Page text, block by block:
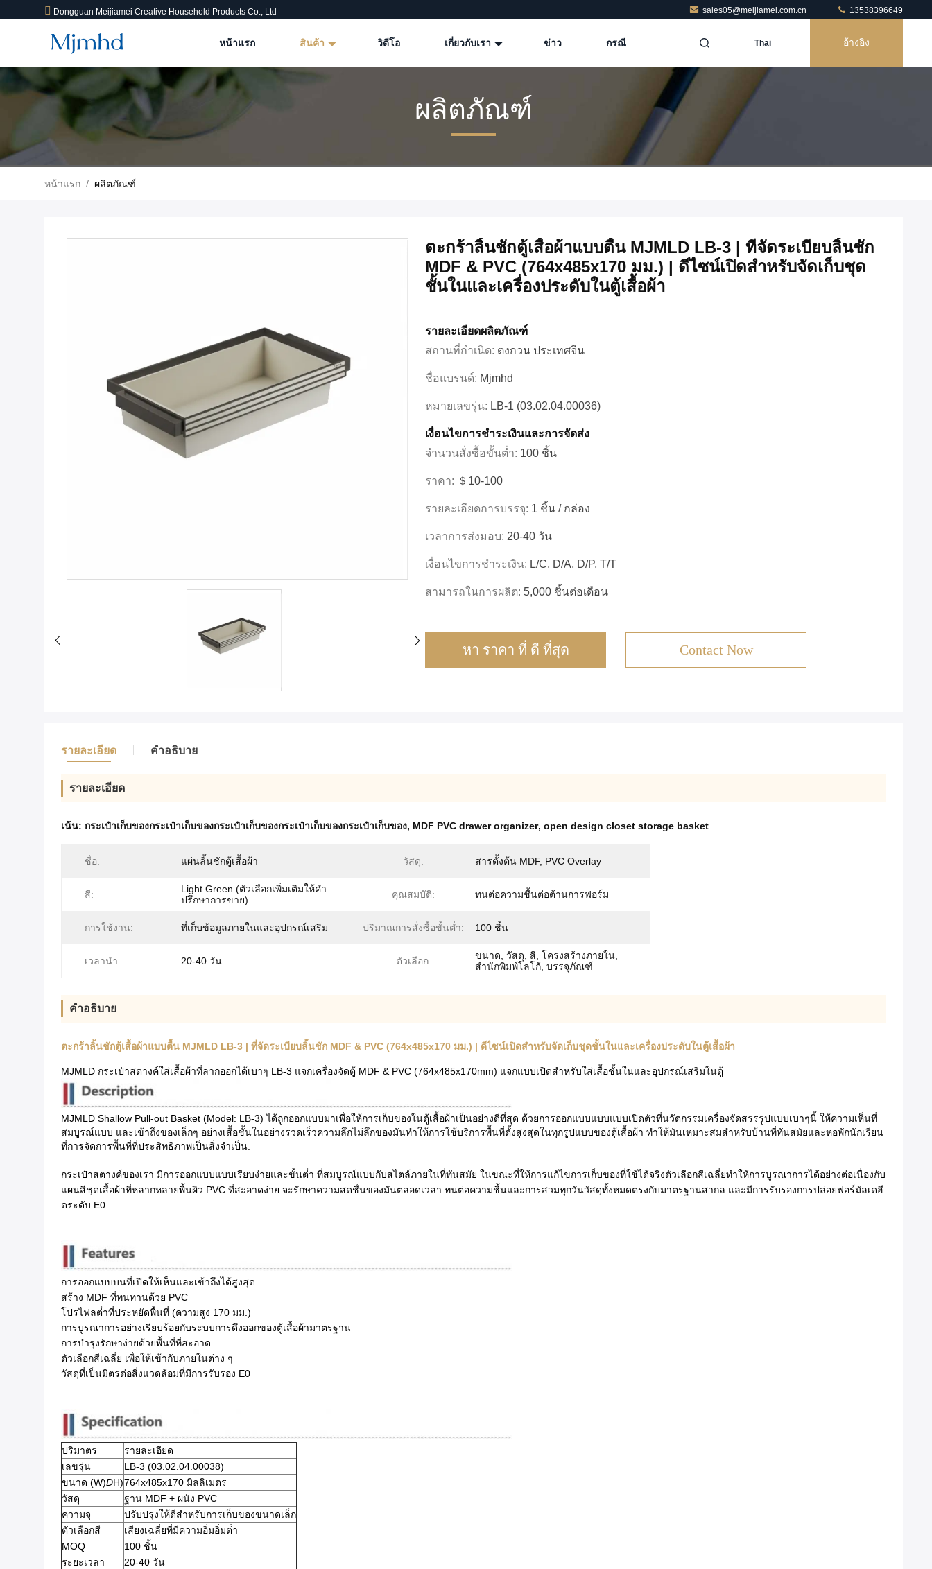
Dongguan Meijiamei Creative Household Products Co., Ltd sales05@meijiamei.com.cn 13538396649
หน้าแรก สินค้า วิดีโอ เกี่ยวกับเรา ข่าว กรณี Thai อ้างอิง
ผลิตภัณฑ์
หน้าแรก / ผลิตภัณฑ์
ตะกร้าลิ้นชักตู้เสื้อผ้าแบบตื้น MJMLD LB-3 | ที่จัดระเบียบลิ้นชัก
MDF & PVC (764x485x170 มม.) | ดีไซน์เปิดสำหรับจัดเก็บชุด
ชั้นในและเครื่องประดับในตู้เสื้อผ้า
รายละเอียดผลิตภัณฑ์
สถานที่กำเนิด: ตงกวน ประเทศจีน
ชื่อแบรนด์: Mjmhd
หมายเลขรุ่น: LB-1 (03.02.04.00036)
เงื่อนไขการชําระเงินและการจัดส่ง
จำนวนสั่งซื้อขั้นต่ำ: 100 ชิ้น
ราคา: ＄10-100
รายละเอียดการบรรจุ: 1 ชิ้น / กล่อง
เวลาการส่งมอบ: 20-40 วัน
เงื่อนไขการชำระเงิน: L/C, D/A, D/P, T/T
สามารถในการผลิต: 5,000 ชิ้นต่อเดือน
หา ราคา ที่ ดี ที่สุด Contact Now
รายละเอียด คําอธิบาย
รายละเอียด
เน้น: กระเป๋าเก็บของกระเป๋าเก็บของกระเป๋าเก็บของกระเป๋าเก็บของกระเป๋าเก็บของ, MDF PVC drawer organizer, open design closet storage basket
ชื่อ: แผ่นลิ้นชักตู้เสื้อผ้า วัสดุ: สารตั้งต้น MDF, PVC Overlay
สี:
Light Green (ตัวเลือกเพิ่มเติมให้คำ
ปรึกษาการขาย)
คุณสมบัติ: ทนต่อความชื้นต่อต้านการฟอร์ม
การใช้งาน: ที่เก็บข้อมูลภายในและอุปกรณ์เสริม ปริมาณการสั่งซื้อขั้นต่ำ: 100 ชิ้น
เวลานำ: 20-40 วัน ตัวเลือก:
ขนาด, วัสดุ, สี, โครงสร้างภายใน,
สำนักพิมพ์โลโก้, บรรจุภัณฑ์
คําอธิบาย
ตะกร้าลิ้นชักตู้เสื้อผ้าแบบตื้น MJMLD LB-3 | ที่จัดระเบียบลิ้นชัก MDF & PVC (764x485x170 มม.) | ดีไซน์เปิดสำหรับจัดเก็บชุดชั้นในและเครื่องประดับในตู้เสื้อผ้า
MJMLD กระเป๋าสตางค์ใส่เสื้อผ้าที่ลากออกได้เบาๆ LB-3 แจกเครื่องจัดตู้ MDF & PVC (764x485x170mm) แจกแบบเปิดสําหรับใส่เสื้อชั้นในและอุปกรณ์เสริมในตู้
MJMLD Shallow Pull-out Basket (Model: LB-3) ได้ถูกออกแบบมาเพื่อให้การเก็บของในตู้เสื้อผ้าเป็นอย่างดีที่สุด ด้วยการออกแบบแบบแบบเปิดตัวที่นวัตกรรมเครื่องจัดสรรรูปแบบเบาๆนี้ ให้ความเห็นที่
สมบูรณ์แบบ และเข้าถึงของเล็กๆ อย่างเสื้อชั้นในอย่างรวดเร็วความลึกไม่ลึกของมันทําให้การใช้บริการพื้นที่ตั้งสูงสุดในทุกรูปแบบของตู้เสื้อผ้า ทําให้มันเหมาะสมสําหรับบ้านที่ทันสมัยและหอพักนักเรียน
ที่การจัดการพื้นที่ที่ประสิทธิภาพเป็นสิ่งจําเป็น.
กระเป๋าสตางค์ของเรา มีการออกแบบแบบเรียบง่ายและขั้นต่ํา ที่สมบูรณ์แบบกับสไตล์ภายในที่ทันสมัย ในขณะที่ให้การแก้ไขการเก็บของที่ใช้ได้จริงตัวเลือกสีเฉลี่ยทําให้การบูรณาการได้อย่างต่อเนื่องกับ
แผนสีชุดเสื้อผ้าที่หลากหลายพื้นผิว PVC ที่สะอาดง่าย จะรักษาความสดชื่นของมันตลอดเวลา ทนต่อความชื้นและการสวมทุกวันวัสดุทั้งหมดตรงกับมาตรฐานสากล และมีการรับรองการปล่อยฟอร์มัลเดฮี
ดระดับ E0.
การออกแบบบนที่เปิดให้เห็นและเข้าถึงได้สูงสุด
สร้าง MDF ที่ทนทานด้วย PVC
โปรไฟลต่ําที่ประหยัดพื้นที่ (ความสูง 170 มม.)
การบูรณาการอย่างเรียบร้อยกับระบบการดึงออกของตู้เสื้อผ้ามาตรฐาน
การบํารุงรักษาง่ายด้วยพื้นที่ที่สะอาด
ตัวเลือกสีเฉลี่ย เพื่อให้เข้ากับภายในต่าง ๆ
วัสดุที่เป็นมิตรต่อสิ่งแวดล้อมที่มีการรับรอง E0
ปริมาตร
รายละเอียด
เลขรุ่น
LB-3 (03.02.04.00038)
ขนาด (W)DH)764x485x170 มิลลิเมตร
วัสดุ
ฐาน MDF + ผนัง PVC
ความจุ
ปรับปรุงให้ดีสําหรับการเก็บของขนาดเล็ก
ตัวเลือกสี
เสียงเฉลี่ยที่มีความอิ่มอิ่มต่ํา
MOQ
100 ชิ้น
ระยะเวลา
20-40 วัน